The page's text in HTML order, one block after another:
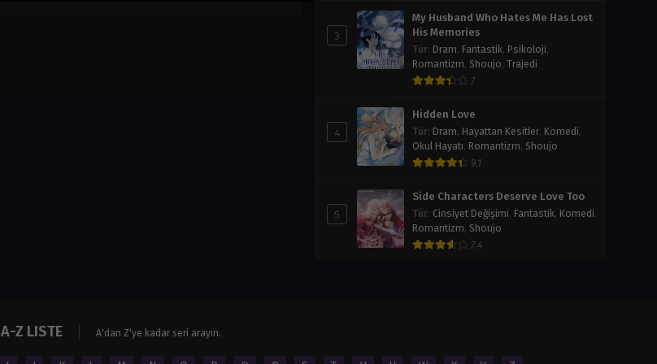
3
My Husband Who Hates Me Has Lost
His Memories
Tür: Dram, Fantastik, Psikoloji,
Romantizm, Shoujo, Trajedi
7
4
Hidden Love
Tür: Dram, Hayattan Kesitler, Komedi,
Okul Hayatı, Romantizm, Shoujo
9.1
5
Side Characters Deserve Love Too
Tür: Cinsiyet Değişimi, Fantastik, Komedi,
Romantizm, Shoujo
7.4
A-Z LISTE A'dan Z'ye kadar seri arayın.